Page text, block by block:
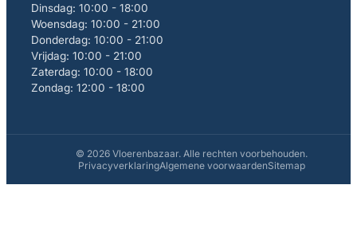
Dinsdag: 10:00 - 18:00
Woensdag: 10:00 - 21:00
Donderdag: 10:00 - 21:00
Vrijdag: 10:00 - 21:00
Zaterdag: 10:00 - 18:00
Zondag: 12:00 - 18:00
© 2026 Vloerenbazaar. Alle rechten voorbehouden.
PrivacyverklaringAlgemene voorwaardenSitemap